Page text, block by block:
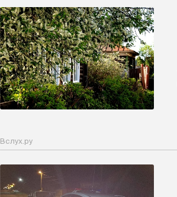
Вслух.ру